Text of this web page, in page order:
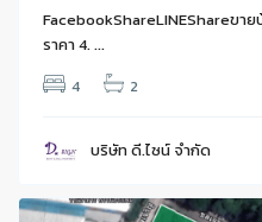
FacebookShareLINEShareขา
ราคา 4. ...
4
2
บริษัท ดี.ไซน์ จํากัด